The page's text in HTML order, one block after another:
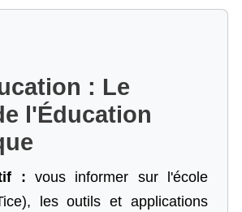
: Le
l'Éducation
: vous informer sur l'école
les outils et applications